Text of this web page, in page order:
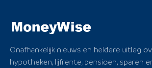
Onafhankelijk nieuws en heldere uitleg
hypotheken, lijfrente, pensioen, sparen